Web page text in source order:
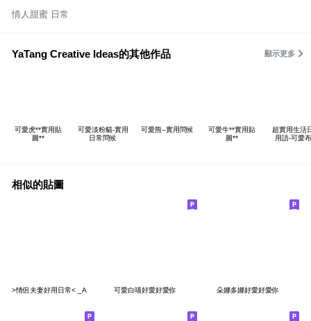
情人甜蜜 日常
YaTang Creative Ideas的其他作品 顯示更多
可愛虎**實用貼
圖**
可愛淡粉貓-實用
日常問候
可愛熊--實用問候
可愛牛**實用貼
圖**
超實用生活
用語-可愛
相似的貼圖
>情侶夫妻好用日常< _A 可愛白喵好愛好愛你 朵娜多娜好愛好愛你